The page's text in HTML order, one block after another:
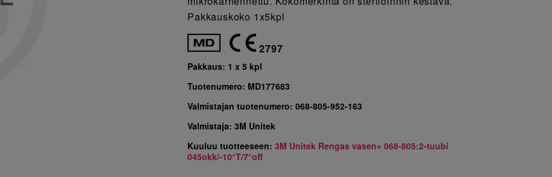
Pakkauskoko 1x5kpl
2797
Pakkaus: 1 x 5 kpl
Tuotenumero: MD177683
Valmistajan tuotenumero:068-805-952-163
Valmistaja:3M Unitek
Kuuluu tuotteeseen:3M Unitek Rengas vasen+ 068-805:2-tuubi
045okk/-10°T/7°off